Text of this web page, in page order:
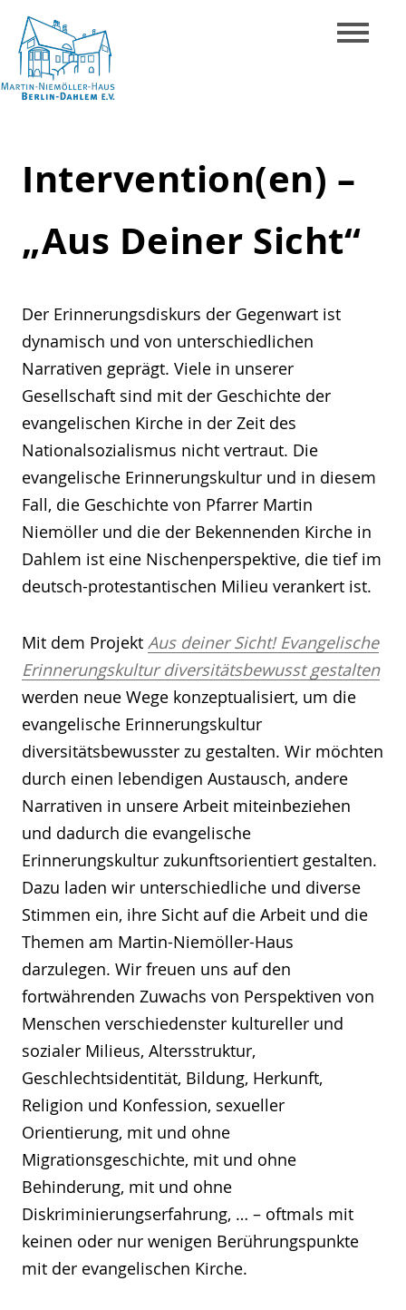
Skip
content
Niemöller-
Haus
Dahlem
Intervention(en) –
„Aus Deiner Sicht“
Der Erinnerungsdiskurs der Gegenwart ist
dynamisch und von unterschiedlichen
Narrativen geprägt. Viele in unserer
Gesellschaft sind mit der Geschichte der
evangelischen Kirche in der Zeit des
Nationalsozialismus nicht vertraut. Die
evangelische Erinnerungskultur und in diesem
Fall, die Geschichte von Pfarrer Martin
Niemöller und die der Bekennenden Kirche in
Dahlem ist eine Nischenperspektive, die tief im
deutsch-protestantischen Milieu verankert ist.
Mit dem Projekt Aus deiner Sicht! Evangelische
Erinnerungskultur diversitätsbewusst gestalten
werden neue Wege konzeptualisiert, um die
evangelische Erinnerungskultur
diversitätsbewusster zu gestalten. Wir möchten
durch einen lebendigen Austausch, andere
Narrativen in unsere Arbeit miteinbeziehen
und dadurch die evangelische
Erinnerungskultur zukunftsorientiert gestalten.
Dazu laden wir unterschiedliche und diverse
Stimmen ein, ihre Sicht auf die Arbeit und die
Themen am Martin-Niemöller-Haus
darzulegen. Wir freuen uns auf den
fortwährenden Zuwachs von Perspektiven von
Menschen verschiedenster kultureller und
sozialer Milieus, Altersstruktur,
Geschlechtsidentität, Bildung, Herkunft,
Religion und Konfession, sexueller
Orientierung, mit und ohne
Migrationsgeschichte, mit und ohne
Behinderung, mit und ohne
Diskriminierungserfahrung, … – oftmals mit
keinen oder nur wenigen Berührungspunkte
mit der evangelischen Kirche.